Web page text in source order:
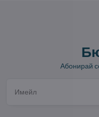
Абонирай